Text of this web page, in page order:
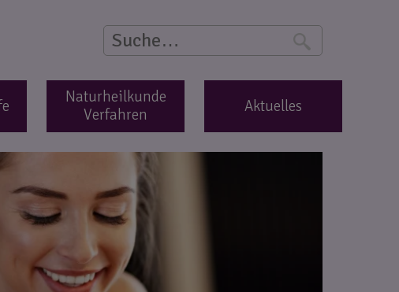
Suche
Naturheilkunde
Verfahren
Aktuelles